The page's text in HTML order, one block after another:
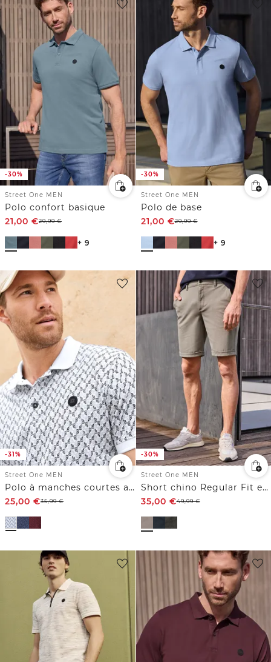
-30%
Street One MEN
Polo confort basique
21,00 €29,99€
+ 9
-30%
Street One MEN
Polo de base
21,00 €29,99€
+ 9
-31%
Street One MEN
Polo à manches courtes avec impression allover
25,00 €35,99€
-30%
Street One MEN
Short chino Regular Fit en jersey
35,00 €49,99€